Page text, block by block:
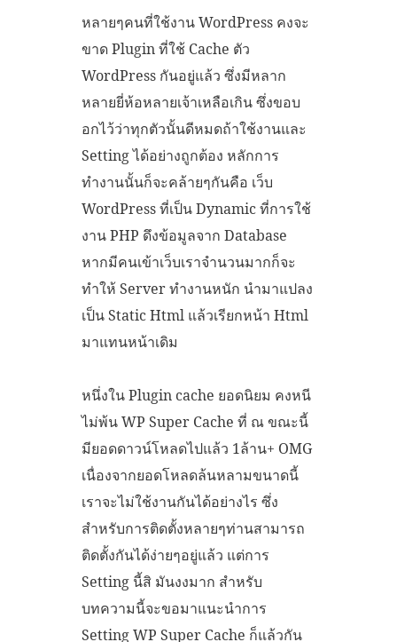
หลายๆคนที่ใช้งาน WordPress คงจะ
ขาด Plugin ที่ใช้ Cache ตัว
WordPress กันอยู่แล้ว ซึ่งมีหลาก
หลายยี่ห้อหลายเจ้าเหลือเกิน ซึ่งขอบ
อกไว้ว่าทุกตัวนั้นดีหมดถ้าใช้งานและ
Setting ได้อย่างถูกต้อง หลักการ
ทำงานนั้นก็จะคล้ายๆกันคือ เว็บ
WordPress ที่เป็น Dynamic ที่การใช้
งาน PHP ดึงข้อมูลจาก Database
หากมีคนเข้าเว็บเราจำนวนมากก็จะ
ทำให้ Server ทำงานหนัก นำมาแปลง
เป็น Static Html แล้วเรียกหน้า Html
มาแทนหน้าเดิม
หนึ่งใน Plugin cache ยอดนิยม คงหนี
ไม่พ้น WP Super Cache ที่ ณ ขณะนี้
มียอดดาวน์โหลดไปแล้ว 1ล้าน+ OMG
เนื่องจากยอดโหลดล้นหลามขนาดนี้
เราจะไม่ใช้งานกันได้อย่างไร ซึ่ง
สำหรับการติดตั้งหลายๆท่านสามารถ
ติดตั้งกันได้ง่ายๆอยู่แล้ว แต่การ
Setting นี้สิ มันงงมาก สำหรับ
บทความนี้จะขอมาแนะนำการ
Setting WP Super Cache ก็แล้วกัน